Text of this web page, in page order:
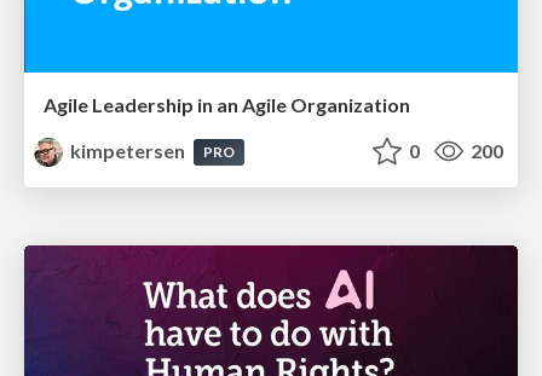
Agile Leadership in an Agile Organization
kimpetersen
PRO 0 200